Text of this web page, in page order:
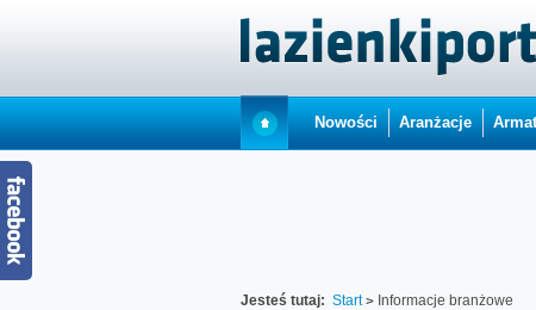
Nowości Aranżacje
Jesteś tutaj: Start Informacje branżowe